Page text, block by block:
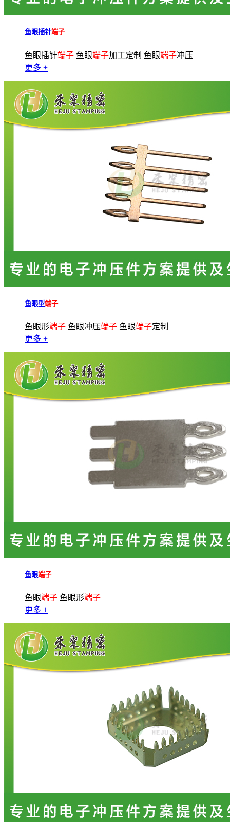
鱼眼插针端子
鱼眼插针端子 鱼眼端子加工定制 鱼眼端子冲压
更多 +
鱼眼型端子
鱼眼形端子 鱼眼冲压端子 鱼眼端子定制
更多 +
鱼眼端子
鱼眼端子 鱼眼形端子
更多 +